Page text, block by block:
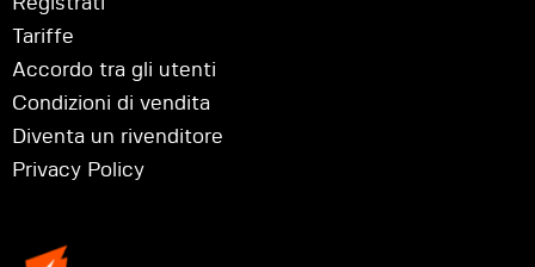
Tariffe
Accordo tra gli utenti
Condizioni di vendita
Diventa un rivenditore
Privacy Policy